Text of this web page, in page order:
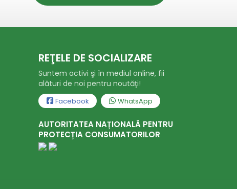
REŢELE DE SOCIALIZARE
Suntem activi şi în mediul online, fii
alături de noi pentru noutăţi!
Facebook WhatsApp
AUTORITATEA NAȚIONALĂ PENTRU
PROTECȚIA CONSUMATORILOR